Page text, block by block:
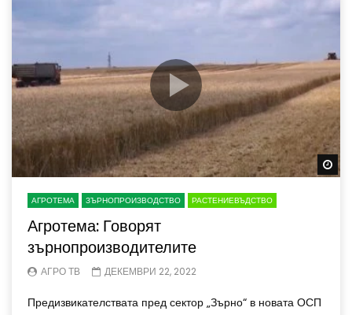
АГРОТЕМА ЗЪРНОПРОИЗВОДСТВО РАСТЕНИЕВЪДСТВО
Агротема: Говорят
зърнопроизводителите
АГРО ТВ ДЕКЕМВРИ 22, 2022
Предизвикателствата пред сектор „Зърно“ в новата ОСП